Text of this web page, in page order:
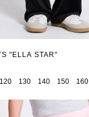
120 130 140 150 160
"ELLA STAR"